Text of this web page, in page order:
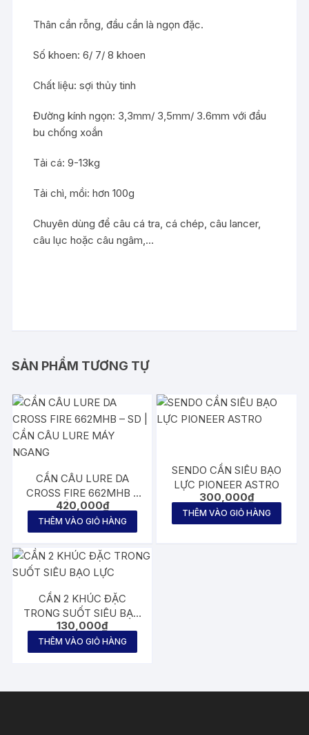
Thân cần rỗng, đầu cần là ngọn đặc.
Số khoen: 6/ 7/ 8 khoen
Chất liệu: sợi thủy tinh
Đường kính ngọn: 3,3mm/ 3,5mm/ 3.6mm với đầu
bu chống xoắn
Tải cá: 9-13kg
Tải chì, mồi: hơn 100g
Chuyên dùng để câu cá tra, cá chép, câu lancer,
câu lục hoặc câu ngâm,…
SẢN PHẨM TƯƠNG TỰ
CẦN CÂU LURE DA
CROSS FIRE 662MHB –
SD | CẦN CÂU LURE
MÁY NGANG
420,000₫
THÊM VÀO GIỎ HÀNG
SENDO CẦN SIÊU BẠO
LỰC PIONEER ASTRO
300,000₫
THÊM VÀO GIỎ HÀNG
CẦN 2 KHÚC ĐẶC
TRONG SUỐT SIÊU BẠO
LỰC
130,000₫
THÊM VÀO GIỎ HÀNG